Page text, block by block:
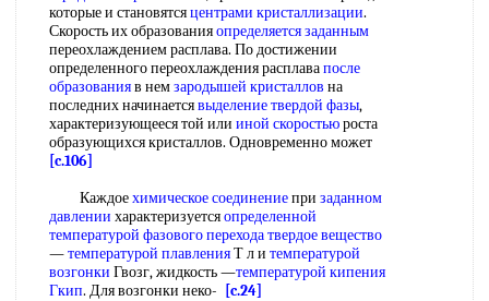
которые и становятсяцентрами кристаллизации.
Скорость их образованияопределяется заданным
переохлаждением расплава. По достижении
определенного переохлаждения расплавапосле
образованияв немзародышей кристаллов на
последних начинаетсявыделение твердой фазы,
характеризующееся той или иной скоростьюроста
образующихся кристаллов. Одновременно может
[c.106]
Каждоехимическое соединениепри заданном
давлении характеризуетсяопределенной
температурой фазового переходатвердое вещество
—температурой плавленияТ л и температурой
возгонки Гвозг, жидкость —температурой кипения
Гкип. Для возгонки неко-
[c.24]